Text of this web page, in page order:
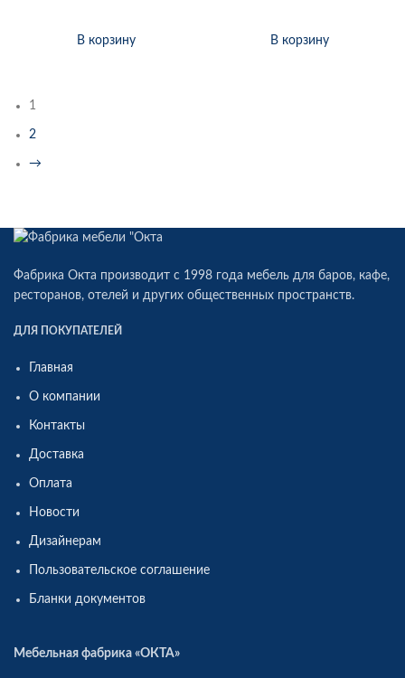
В корзину В корзину
1
2
→
Фабрика Окта производит c 1998 года мебель для баров, кафе,
ресторанов, отелей и других общественных пространств.
ДЛЯ ПОКУПАТЕЛЕЙ
Главная
О компании
Контакты
Доставка
Оплата
Новости
Дизайнерам
Пользовательское соглашение
Бланки документов
Мебельная фабрика «ОКТА»